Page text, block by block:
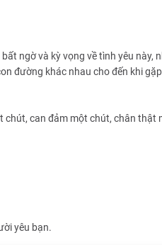
ngờ và kỳ vọng về tình yêu này,
đường khác nhau cho đến khi
chút, can đảm một chút, chân thật
yêu bạn.